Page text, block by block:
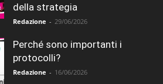
della strategia
Redazione - 29/06/2026
Perché sono importanti i
protocolli?
Redazione - 16/06/2026